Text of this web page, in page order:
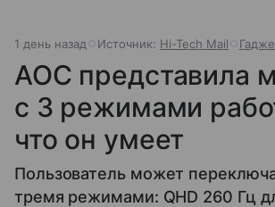
1 день назад Источник: Hi-Tech Mail
AOC представила
с 3 режимами
что он умеет
Пользователь может
тремя режимами: QHD 260 Гц